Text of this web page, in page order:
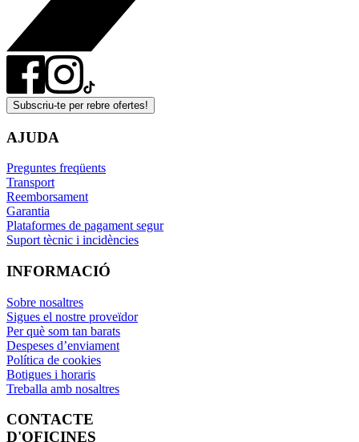
Subscriu-te per rebre ofertes!
AJUDA
Preguntes freqüents
Transport
Reemborsament
Garantia
Plataformes de pagament segur
Suport tècnic i incidències
INFORMACIÓ
Sobre nosaltres
Sigues el nostre proveïdor
Per què som tan barats
Despeses d’enviament
Política de cookies
Botigues i horaris
Treballa amb nosaltres
CONTACTE
D'OFICINES